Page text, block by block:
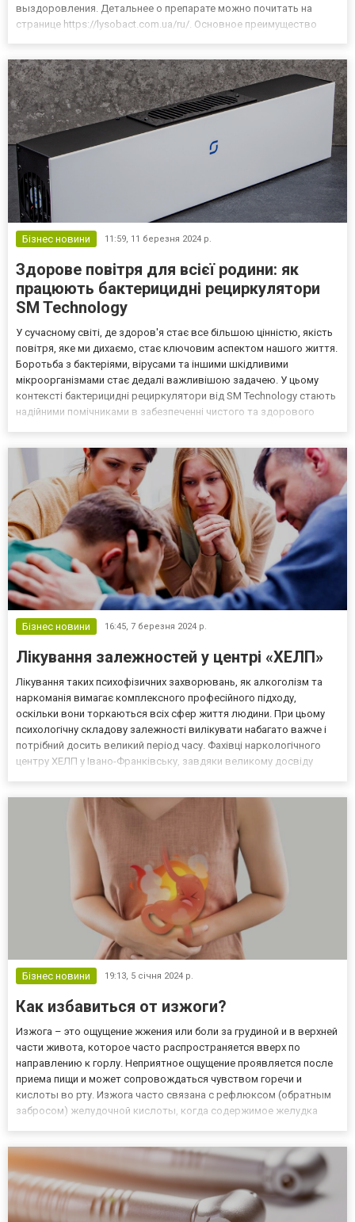
выздоровления. Детальнее о препарате можно почитать на
странице https://lysobact.com.ua/ru/. Основное преимущество
Бізнес новини 11:59, 11 березня 2024 р.
Здорове повітря для всієї родини: як
працюють бактерицидні рециркулятори
SM Technology
У сучасному світі, де здоров'я стає все більшою цінністю, якість
повітря, яке ми дихаємо, стає ключовим аспектом нашого життя.
Боротьба з бактеріями, вірусами та іншими шкідливими
мікроорганізмами стає дедалі важливішою задачею. У цьому
контексті бактерицидні рециркулятори від SM Technology стають
надійними помічниками в забезпеченні чистого та здорового
Бізнес новини 16:45, 7 березня 2024 р.
Лікування залежностей у центрі «ХЕЛП»
Лікування таких психофізичних захворювань, як алкоголізм та
наркоманія вимагає комплексного професійного підходу,
оскільки вони торкаються всіх сфер життя людини. При цьому
психологічну складову залежності вилікувати набагато важче і
потрібний досить великий період часу. Фахівці наркологічного
центру ХЕЛП у Івано-Франківську, завдяки великому досвіду
Бізнес новини 19:13, 5 січня 2024 р.
Как избавиться от изжоги?
Изжога – это ощущение жжения или боли за грудиной и в верхней
части живота, которое часто распространяется вверх по
направлению к горлу. Неприятное ощущение проявляется после
приема пищи и может сопровождаться чувством горечи и
кислоты во рту. Изжога часто связана с рефлюксом (обратным
забросом) желудочной кислоты, когда содержимое желудка
едо...